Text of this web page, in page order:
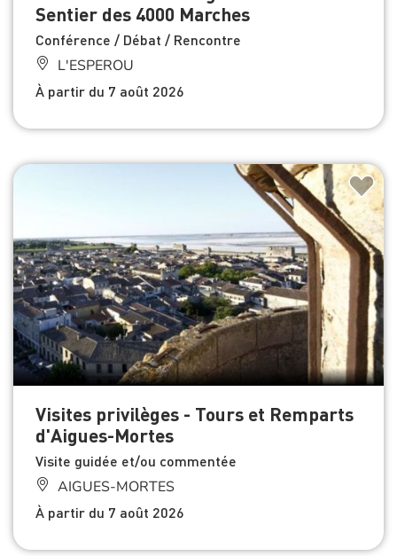
Sentier des 4000 Marches
Conférence / Débat / Rencontre
L'ESPEROU
À partir du 7 août 2026
Visites privilèges - Tours et Remparts
d'Aigues-Mortes
Visite guidée et/ou commentée
AIGUES-MORTES
À partir du 7 août 2026